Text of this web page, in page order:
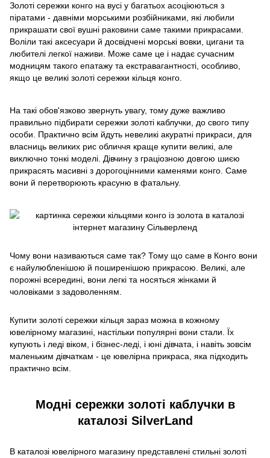
Золоті сережки конго на вусі у багатьох асоціюються з
піратами - давніми морськими розбійниками, які любили
прикрашати свої вушні раковини саме такими прикрасами.
Воліли такі аксесуари й досвідчені морські вовки, цигани та
любителі легкої наживи. Може саме це і надає сучасним
модницям такого епатажу та екстравагантності, особливо,
якщо це великі золоті сережки кільця конго.
На такі обов'язково звернуть увагу, тому дуже важливо
правильно підбирати сережки золоті каблучки, до свого типу
особи. Практично всім йдуть невеликі акуратні прикраси, для
власниць великих рис обличчя краще купити великі, але
виключно тонкі моделі. Дівчину з граціозною довгою шиєю
прикрасять масивні з дорогоцінними каменями конго. Саме
вони й перетворюють красуню в фатальну.
Чому вони називаються саме так? Тому що саме в Конго вони
є найулюбленішою й поширенішою прикрасою. Великі, але
порожні всередині, вони легкі та носяться жінками й
чоловіками з задоволенням.
Купити золоті сережки кільця зараз можна в кожному
ювелірному магазині, настільки популярні вони стали. Їх
купують і леді віком, і бізнес-леді, і юні дівчата, і навіть зовсім
маленьким дівчаткам - це ювелірна прикраса, яка підходить
практично всім.
Модні сережки золоті каблучки в
каталозі SilverLand
В каталозі ювелірного магазину представлені стильні золоті